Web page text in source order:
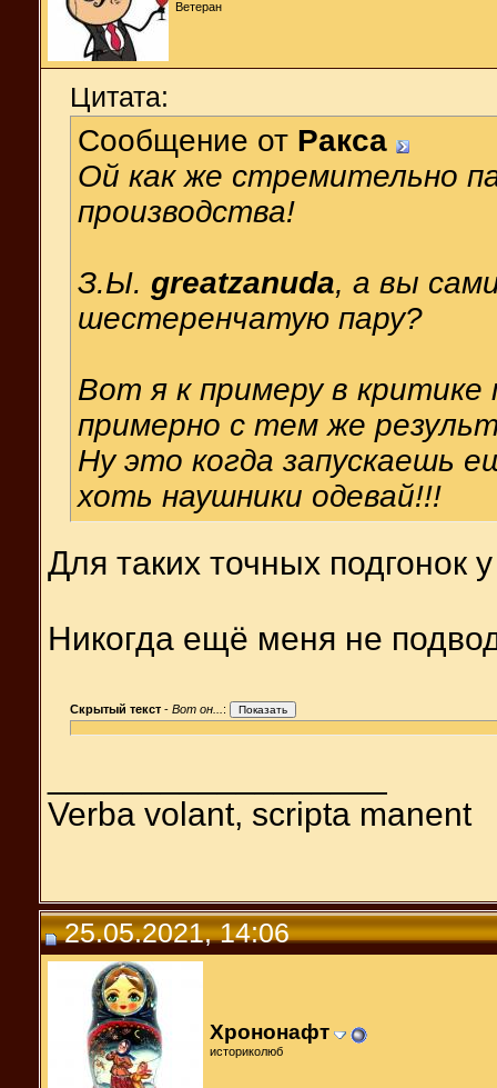
Ветеран
Цитата:
Сообщение от Ракса
Ой как же стремительно
производства!
З.Ы. greatzanuda, а вы
шестеренчатую пару?
Вот я к примеру в
примерно с тем же
Ну это когда запускаешь
хоть наушники одевай!!!
Для таких точных подгонок
Никогда ещё меня не
Скрытый текст - Вот он... :
Verba volant, scripta manent
25.05.2021, 14:06
Хрононафт
историколюб